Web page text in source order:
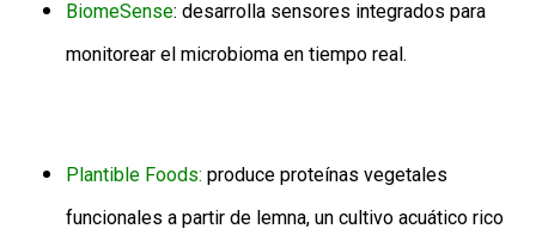
BiomeSense: desarrolla sensores integrados para
monitorear el microbioma en tiempo real.
Plantible Foods: produce proteínas vegetales
funcionales a partir de lemna, un cultivo acuático rico